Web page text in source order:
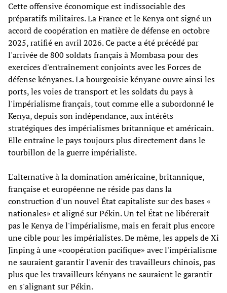
Cette offensive économique est indissociable des
préparatifs militaires. La France et le Kenya ont signé un
accord de coopération en matière de défense en octobre
2025, ratifié en avril 2026. Ce pacte a été précédé par
l'arrivée de 800 soldats français à Mombasa pour des
exercices d'entraînement conjoints avec les Forces de
défense kényanes. La bourgeoisie kényane ouvre ainsi les
ports, les voies de transport et les soldats du pays à
l'impérialisme français, tout comme elle a subordonné le
Kenya, depuis son indépendance, aux intérêts
stratégiques des impérialismes britannique et américain.
Elle entraîne le pays toujours plus directement dans le
tourbillon de la guerre impérialiste.
L'alternative à la domination américaine, britannique,
française et européenne ne réside pas dans la
construction d'un nouvel État capitaliste sur des bases «
nationales» et aligné sur Pékin. Un tel État ne libérerait
pas le Kenya de l'impérialisme, mais en ferait plus encore
une cible pour les impérialistes. De même, les appels de Xi
Jinping à une «coopération pacifique» avec l'impérialisme
ne sauraient garantir l'avenir des travailleurs chinois, pas
plus que les travailleurs kényans ne sauraient le garantir
en s'alignant sur Pékin.